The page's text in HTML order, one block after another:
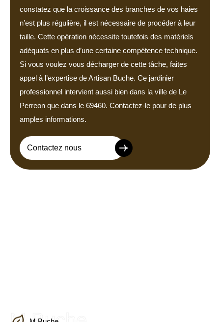
constatez que la croissance des branches de vos haies
n’est plus régulière, il est nécessaire de procéder à leur
taille. Cette opération nécessite toutefois des matériels
adéquats en plus d’une certaine compétence technique.
Si vous voulez vous décharger de cette tâche, faites
appel à l’expertise de Artisan Buche. Ce jardinier
professionnel intervient aussi bien dans la ville de Le
Perreon que dans le 69460. Contactez-le pour de plus
amples informations.
Contactez nous